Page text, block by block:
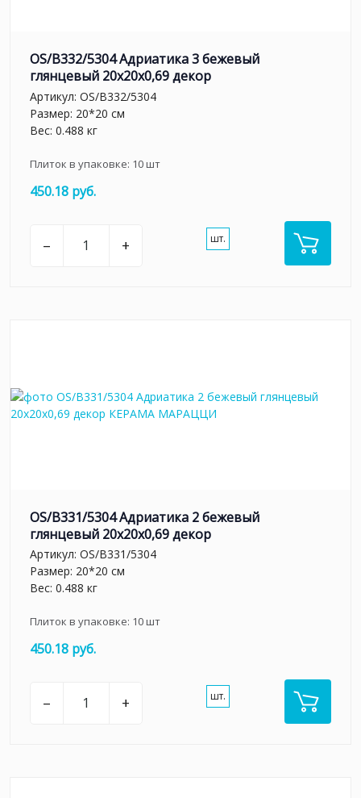
OS/B332/5304 Адриатика 3 бежевый
глянцевый 20x20x0,69 декор
Артикул: OS/B332/5304
Размер: 20*20 см
Вес: 0.488 кг
Плиток в упаковке: 10шт
450.18 руб.
– + шт.
OS/B331/5304 Адриатика 2 бежевый
глянцевый 20x20x0,69 декор
Артикул: OS/B331/5304
Размер: 20*20 см
Вес: 0.488 кг
Плиток в упаковке: 10шт
450.18 руб.
– + шт.